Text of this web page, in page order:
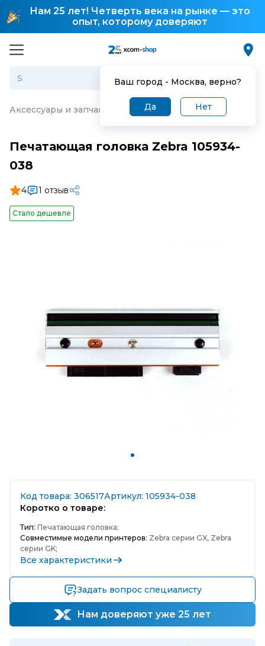
Нам 25 лет! Четверть века на рынке — это
опыт, которому доверяют
Ваш город - Москва, верно?
Да Нет
Аксессуары и запчасти для торгового оборудования
Печатающая головка Zebra 105934-
038
4 1 отзыв
Стало дешевле
Код товара: 306517Артикул: 105934-038
Коротко о товаре:
Тип: Печатающая головка;
Совместимые модели принтеров: Zebra серии GX, Zebra
серии GK;
Все характеристики
Задать вопрос специалисту
Нам доверяют уже 25 лет